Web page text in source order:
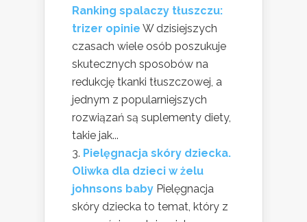
Ranking spalaczy tłuszczu:
trizer opinie W dzisiejszych
czasach wiele osób poszukuje
skutecznych sposobów na
redukcję tkanki tłuszczowej, a
jednym z popularniejszych
rozwiązań są suplementy diety,
takie jak...
Pielęgnacja skóry dziecka.
Oliwka dla dzieci w żelu
johnsons baby Pielęgnacja
skóry dziecka to temat, który z